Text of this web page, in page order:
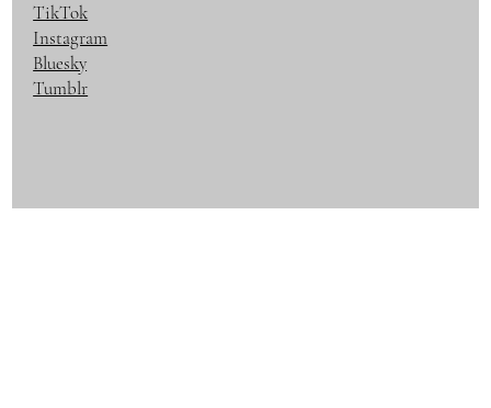
TikTok
Instagram
Bluesky
Tumblr